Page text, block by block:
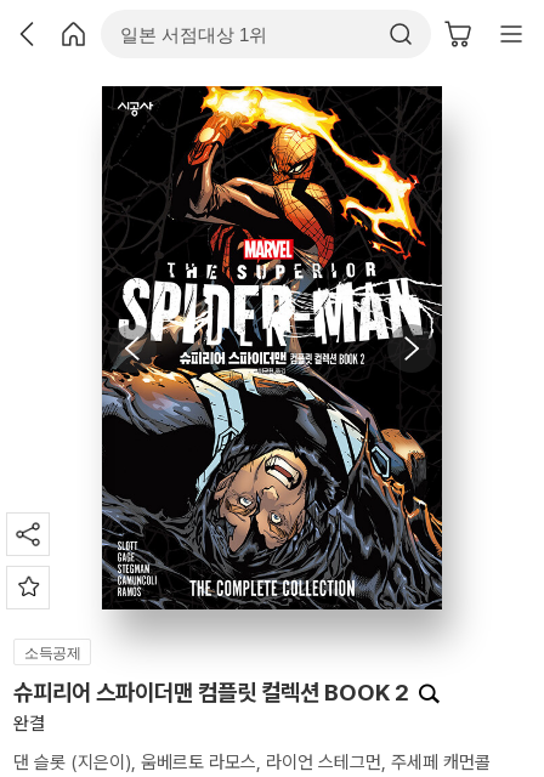
소득공제
슈피리어 스파이더맨 컴플릿 컬렉션 BOOK 2
완결
댄 슬롯 (지은이), 움베르토 라모스, 라이언 스테그먼, 주세페 캐먼콜